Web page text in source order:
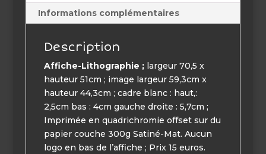
Informations complémentaires
Description
Affiche-Lithographie ; largeur 70,5 x
hauteur 51cm ; image largeur 59,3cm x
hauteur 44,3cm ; cadre blanc : haut,:
2,5cm bas : 4cm gauche droite : 5,7cm ;
Imprimée en quadrichromie offset sur du
papier couche 300g Satiné-Mat. Aucun
logo en bas de l’affiche ; Prix 15 euros.